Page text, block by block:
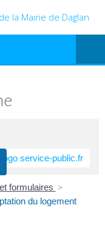
formulaires >
du logement